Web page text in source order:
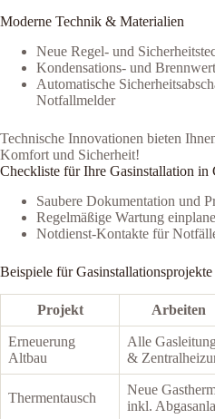
Moderne Technik & Materialien
Neue Regel- und
Kondensations- und
Automatische
Notfallmelder
Technische Innovationen bieten
Komfort und Sicherheit!
Checkliste für Ihre Gasinstallation in
Saubere Dokumentation und
Regelmäßige Wartung
Notdienst-Kontakte für
Beispiele für
Projekt Arbeiten
Erneuerung
Altbau
Alle
&
Thermentausch
Neue
inkl.